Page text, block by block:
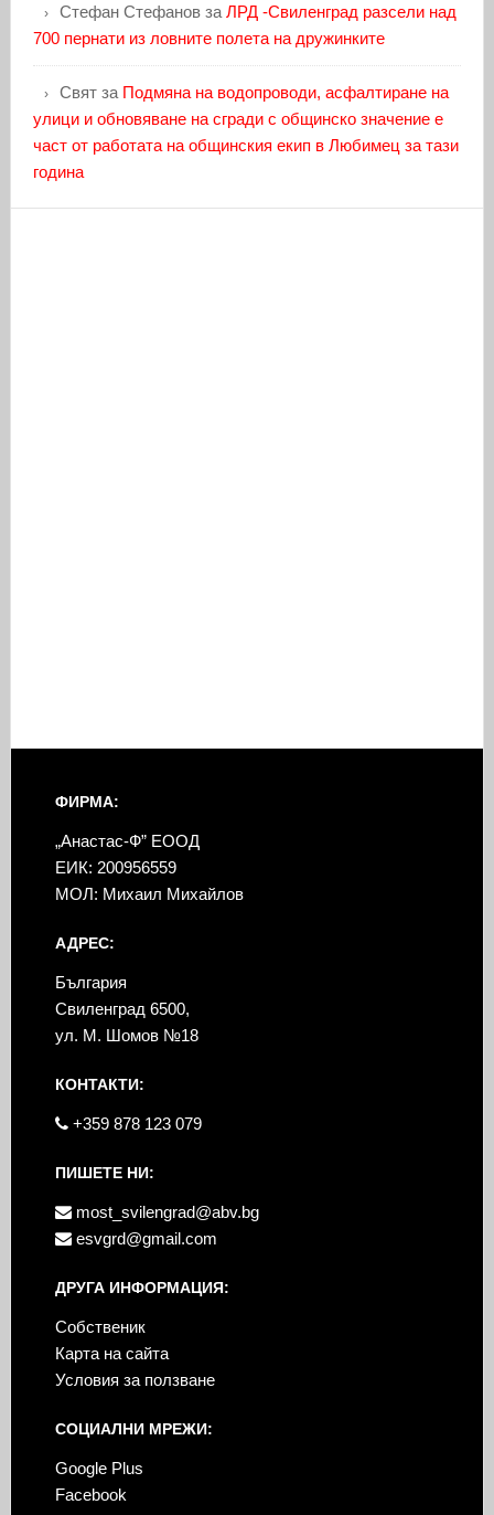
Стефан Стефановза ЛРД -Свиленград разсели над
700 пернати из ловните полета на дружинките
Святза Подмяна на водопроводи, асфалтиране на
улици и обновяване на сгради с общинско значение е
част от работата на общинския екип в Любимец за тази
година
ФИРМА:
„Анастас-Ф” ЕООД
ЕИК: 200956559
МОЛ: Михаил Михайлов
АДРЕС:
България
Свиленград 6500,
ул. М. Шомов №18
КОНТАКТИ:
+359 878 123 079
ПИШЕТЕ НИ:
most_svilengrad@abv.bg
esvgrd@gmail.com
ДРУГА ИНФОРМАЦИЯ:
Собственик
Карта на сайта
Условия за ползване
СОЦИАЛНИ МРЕЖИ:
Google Plus
Facebook